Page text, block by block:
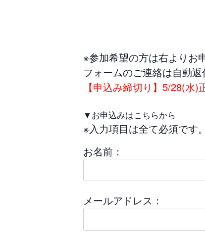
※参加希望の方は右よりお
フォームのご連絡は自動
【申込み締切り】5/28(水)
▼お申込みはこちらから
※入力項目は全て必須です。
お名前：
メールアドレス：